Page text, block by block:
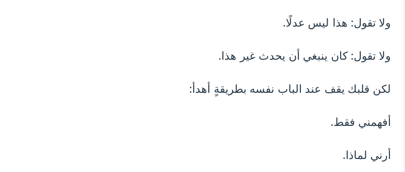
ولا تقول: هذا ليس عدلًا.
ولا تقول: كان ينبغي أن يحدث غير هذا.
لكن قلبك يقف عند الباب نفسه بطريقةٍ أهدأ:
أفهمني فقط.
أرني لماذا.